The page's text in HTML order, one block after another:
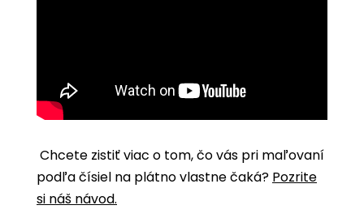
Chcete zistiť viac o tom, čo vás pri maľovaní
podľa čísiel na plátno vlastne čaká? Pozrite
si náš návod.